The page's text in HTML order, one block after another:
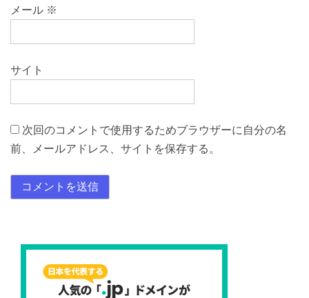
メール ※
サイト
次回のコメントで使用するためブラウザーに自分の名
前、メールアドレス、サイトを保存する。